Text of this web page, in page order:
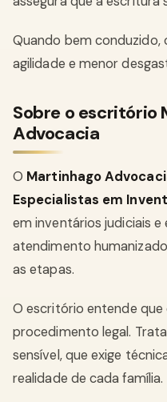
Quando bem conduzido,
agilidade e menor
Sobre o escritório
Advocacia
O Martinhago
Especialistas em
em inventários judiciais
atendimento
as etapas.
O escritório entende
procedimento legal.
sensível, que exige
realidade de cada família.